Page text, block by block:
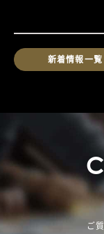
新着情報一覧
C
ご